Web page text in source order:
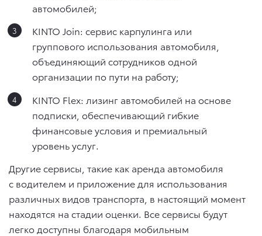
автомобилей;
KINTO Join: сервис карпулинга или
группового использования автомобиля,
объединяющий сотрудников одной
организации по пути на работу;
KINTO Flex: лизинг автомобилей на основе
подписки, обеспечивающий гибкие
финансовые условия и премиальный
уровень услуг.
Другие сервисы, такие как аренда автомобиля
с водителем и приложение для использования
различных видов транспорта, в настоящий момент
находятся на стадии оценки. Все сервисы будут
легко доступны благодаря мобильным